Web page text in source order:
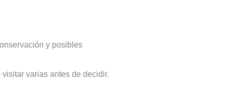
y posibles
varias antes de decidir.